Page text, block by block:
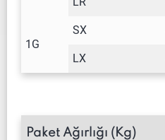
1G
SX
LX
Paket Ağırlığı (Kg)